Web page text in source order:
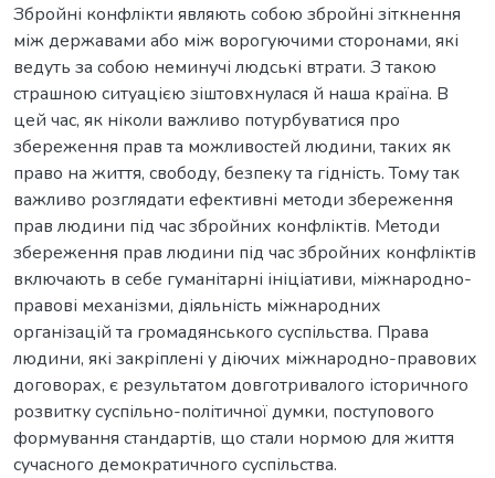
Збройні конфлікти являють собою збройні зіткнення
між державами або між ворогуючими сторонами, які
ведуть за собою неминучі людські втрати. З такою
страшною ситуацією зіштовхнулася й наша країна. В
цей час, як ніколи важливо потурбуватися про
збереження прав та можливостей людини, таких як
право на життя, свободу, безпеку та гідність. Тому так
важливо розглядати ефективні методи збереження
прав людини під час збройних конфліктів. Методи
збереження прав людини під час збройних конфліктів
включають в себе гуманітарні ініціативи, міжнародно-
правові механізми, діяльність міжнародних
організацій та громадянського суспільства. Права
людини, які закріплені у діючих міжнародно-правових
договорах, є результатом довготривалого історичного
розвитку суспільно-політичної думки, поступового
формування стандартів, що стали нормою для життя
сучасного демократичного суспільства.